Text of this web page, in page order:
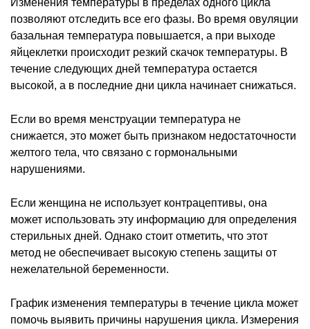
позволяют отследить все его фазы. Во время овуляции
базальная температура повышается, а при выходе
яйцеклетки происходит резкий скачок температуры. В
течение следующих дней температура остается
высокой, а в последние дни цикла начинает снижаться.
Если во время менструации температура не
снижается, это может быть признаком недостаточности
желтого тела, что связано с гормональными
нарушениями.
Если женщина не использует контрацептивы, она
может использовать эту информацию для определения
стерильных дней. Однако стоит отметить, что этот
метод не обеспечивает высокую степень защиты от
нежелательной беременности.
График изменения температуры в течение цикла может
помочь выявить причины нарушения цикла. Измерения